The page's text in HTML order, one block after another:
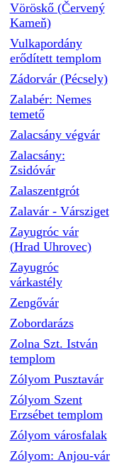
Vöröskő (Červený
Kameň)
Vulkapordány
erődített templom
Zádorvár (Pécsely)
Zalabér: Nemes
temető
Zalacsány végvár
Zalacsány:
Zsidóvár
Zalaszentgrót
Zalavár - Vársziget
Zayugróc vár
(Hrad Uhrovec)
Zayugróc
várkastély
Zengővár
Zobordarázs
Zolna Szt. István
templom
Zólyom Pusztavár
Zólyom Szent
Erzsébet templom
Zólyom városfalak
Zólyom: Anjou-vár